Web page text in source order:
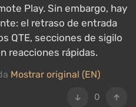
Play. Sin embargo, hay
el retraso de entrada
QTE, secciones de sigilo
reacciones rápidas.
Mostrar original (EN)
0